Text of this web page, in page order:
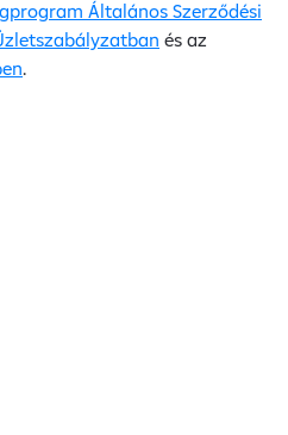
Általános Szerződési
és az
.